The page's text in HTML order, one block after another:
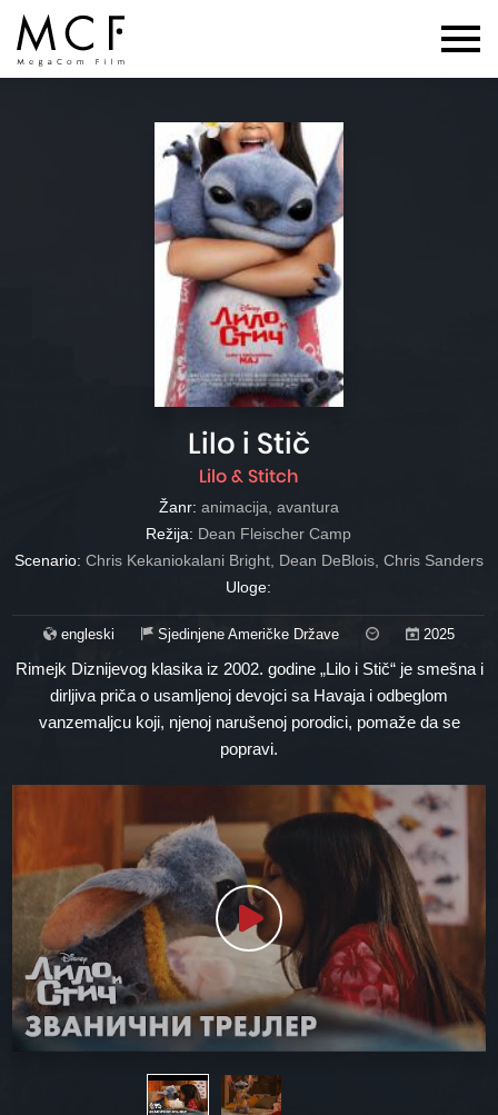
Lilo i Stič
Lilo & Stitch
Žanr: animacija, avantura
Režija: Dean Fleischer Camp
Scenario: Chris Kekaniokalani Bright, Dean DeBlois, Chris Sanders
Uloge:
engleski Sjedinjene Američke Države 2025
Rimejk Diznijevog klasika iz 2002. godine „Lilo i Stič“ je smešna i
dirljiva priča o usamljenoj devojci sa Havaja i odbeglom
vanzemaljcu koji, njenoj narušenoj porodici, pomaže da se
popravi.